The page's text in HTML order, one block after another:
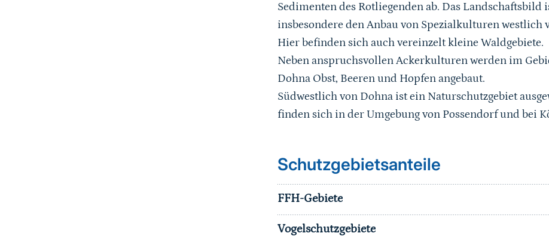
Sedimenten des Rotliegenden ab. Das
insbesondere den Anbau von Spezialkulturen westlich
Hier befinden sich auch vereinzelt kleine Waldgebiete.
Neben anspruchsvollen Ackerkulturen werden im
Dohna Obst, Beeren und Hopfen angebaut.
Südwestlich von Dohna ist ein Naturschutzgebiet
finden sich in der Umgebung von Possendorf und bei
Schutzgebietsanteile
FFH-Gebiete
Vogelschutzgebiete